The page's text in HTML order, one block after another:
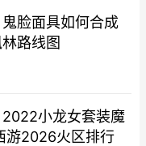
鬼脸面具如何合成
路线图
2022小龙女套装魔
游2026火区排行